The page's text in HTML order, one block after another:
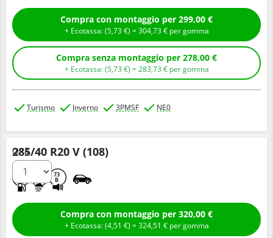
Compra con montaggio per 299,00 €
+ Ecotassa: (5,73€ ) =304,73€ per gomma
Compra senza montaggio per 278,00 €
+ Ecotassa: (5,73 € ) =283,73 € per gomma
Turismo Inverno 3PMSF NE0
285/40 R20 V (108)
73
B
Q.tà
Compra con montaggio per 320,00 €
+ Ecotassa: (4,51 € ) =324,51 € per gomma